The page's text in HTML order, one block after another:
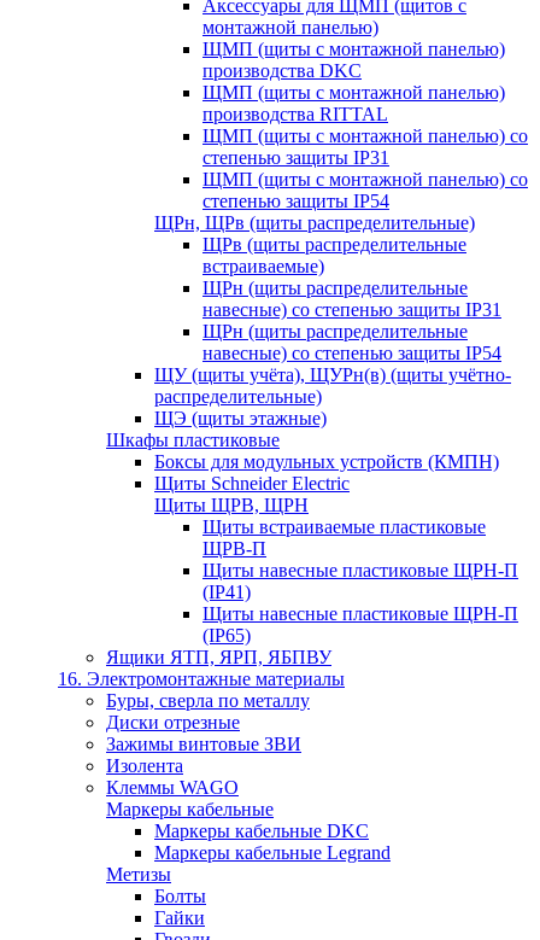
Аксессуары для ЩМП (щитов с
монтажной панелью)
ЩМП (щиты с монтажной панелью)
производства DKC
ЩМП (щиты с монтажной панелью)
производства RITTAL
ЩМП (щиты с монтажной панелью) со
степенью защиты IP31
ЩМП (щиты с монтажной панелью) со
степенью защиты IP54
ЩРн, ЩРв (щиты распределительные)
ЩРв (щиты распределительные
встраиваемые)
ЩРн (щиты распределительные
навесные) со степенью защиты IP31
ЩРн (щиты распределительные
навесные) со степенью защиты IP54
ЩУ (щиты учёта), ЩУРн(в) (щиты учётно-
распределительные)
ЩЭ (щиты этажные)
Шкафы пластиковые
Боксы для модульных устройств (КМПН)
Щиты Schneider Electric
Щиты ЩРВ, ЩРН
Щиты встраиваемые пластиковые
ЩРВ-П
Щиты навесные пластиковые ЩРН-П
(IP41)
Щиты навесные пластиковые ЩРН-П
(IP65)
Ящики ЯТП, ЯРП, ЯБПВУ
16. Электромонтажные материалы
Буры, сверла по металлу
Диски отрезные
Зажимы винтовые ЗВИ
Изолента
Клеммы WAGO
Маркеры кабельные
Маркеры кабельные DKC
Маркеры кабельные Legrand
Метизы
Болты
Гайки